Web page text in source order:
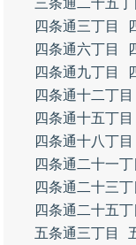
三条通二十五丁
四条通三丁目
四条通六丁目
四条通九丁目
四条通十二丁目
四条通十五丁目
四条通十八丁目
四条通二十一丁
四条通二十三丁
四条通二十五丁
五条通三丁目